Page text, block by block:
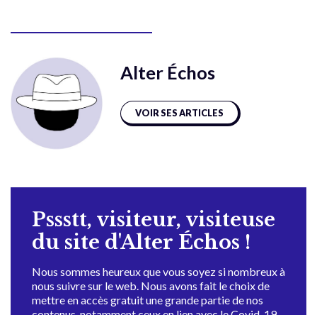
Alter Échos
VOIR SES ARTICLES
Pssstt, visiteur, visiteuse
du site d'Alter Échos !
Nous sommes heureux que vous soyez si nombreux à
nous suivre sur le web. Nous avons fait le choix de
mettre en accès gratuit une grande partie de nos